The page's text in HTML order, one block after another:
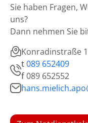
Sie haben Fragen,
uns?
Dann nehmen Sie
Konradinstraße
t089 652409
f089 652552